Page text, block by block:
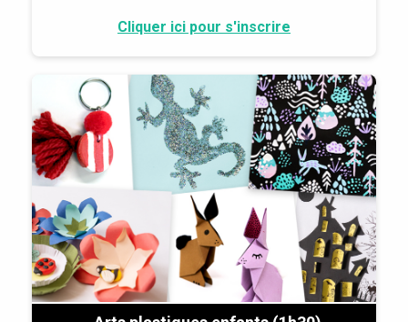
Cliquer ici pour s'inscrire